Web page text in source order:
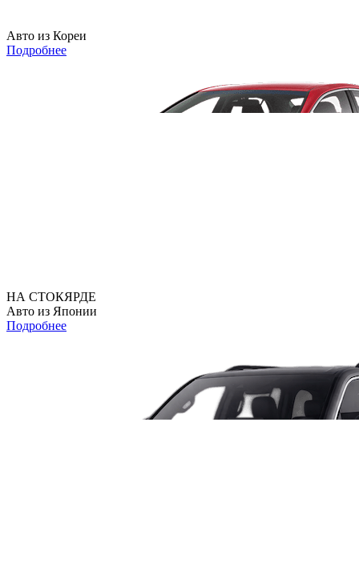
Авто из Кореи
Подробнее
НА СТОКЯРДЕ
Авто из Японии
Подробнее